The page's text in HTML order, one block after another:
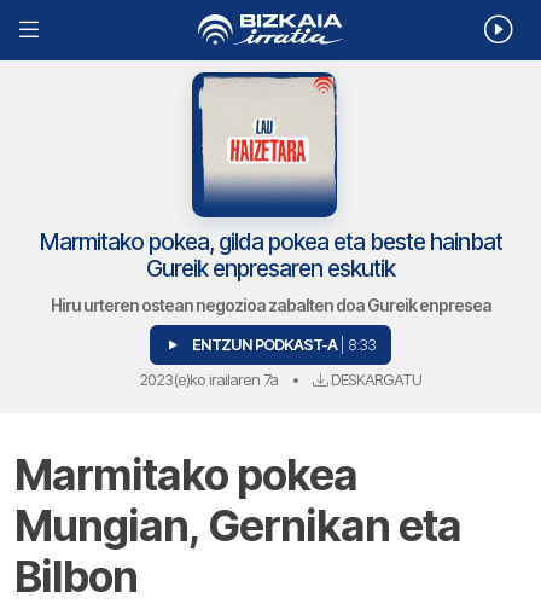
Marmitako pokea, gilda pokea eta beste hainbat
Gureik enpresaren eskutik
Hiru urteren ostean negozioa zabalten doa Gureik enpresea
ENTZUN PODKAST-A | 8:33
2023(e)ko irailaren 7a • DESKARGATU
Marmitako pokea
Mungian, Gernikan eta
Bilbon